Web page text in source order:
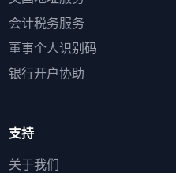
会计税务服务
董事个人识别码
银行开户协助
支持
关于我们